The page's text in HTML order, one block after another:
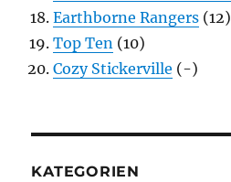
Earthborne Rangers (12)
Top Ten (10)
Cozy Stickerville (-)
KATEGORIEN